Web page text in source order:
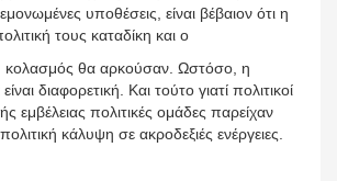
υποθέσεις, είναι βέβαιον ότι η
τους καταδίκη και ο
διαφορετική. Και τούτο γιατί πολιτικοί
εμβέλειας πολιτικές ομάδες παρείχαν
κάλυψη σε ακροδεξιές ενέργειες.